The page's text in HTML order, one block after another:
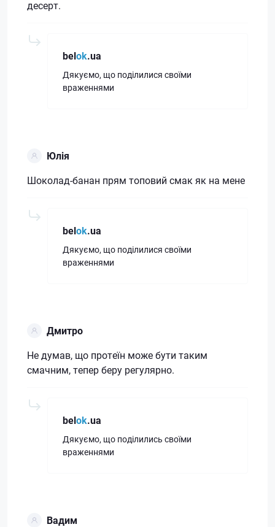
десерт.
belok.ua
Дякуємо, що поділилися своїми
враженнями
Юлія
Шоколад-банан прям топовий смак як на мене
belok.ua
Дякуємо, що поділилися своїми
враженнями
Дмитро
Не думав, що протеїн може бути таким
смачним, тепер беру регулярно.
belok.ua
Дякуємо, що поділились своїми
враженнями
Вадим